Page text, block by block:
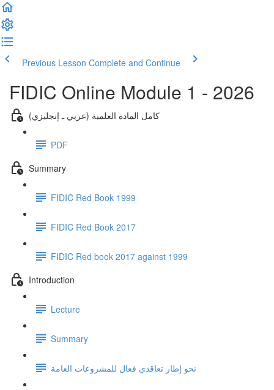
Previous Lesson Complete and Continue
FIDIC Online Module 1 - 2026
كامل المادة العلمية (عربي ـ إنجليزي)
PDF
Summary
FIDIC Red Book 1999
FIDIC Red Book 2017
FIDIC Red book 2017 against 1999
Introduction
Lecture
Summary
نحو إطار تعاقدي فعال للمشروعات العامة